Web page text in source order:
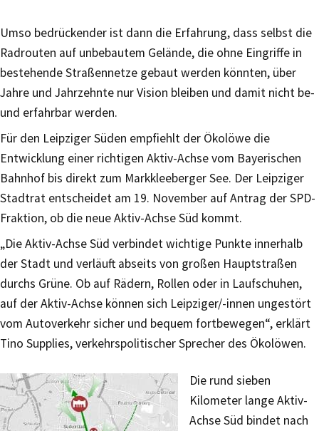
Umso bedrückender ist dann die Erfahrung, dass selbst die
Radrouten auf unbebautem Gelände, die ohne Eingriffe in
bestehende Straßennetze gebaut werden könnten, über
Jahre und Jahrzehnte nur Vision bleiben und damit nicht be-
und erfahrbar werden.
Für den Leipziger Süden empfiehlt der Ökolöwe die
Entwicklung einer richtigen Aktiv-Achse vom Bayerischen
Bahnhof bis direkt zum Markkleeberger See. Der Leipziger
Stadtrat entscheidet am 19. November auf Antrag der SPD-
Fraktion, ob die neue Aktiv-Achse Süd kommt.
„Die Aktiv-Achse Süd verbindet wichtige Punkte innerhalb
der Stadt und verläuft abseits von großen Hauptstraßen
durchs Grüne. Ob auf Rädern, Rollen oder in Laufschuhen,
auf der Aktiv-Achse können sich Leipziger/-innen ungestört
vom Autoverkehr sicher und bequem fortbewegen“, erklärt
Tino Supplies, verkehrspolitischer Sprecher des Ökolöwen.
Die rund sieben
Kilometer lange Aktiv-
Achse Süd bindet nach